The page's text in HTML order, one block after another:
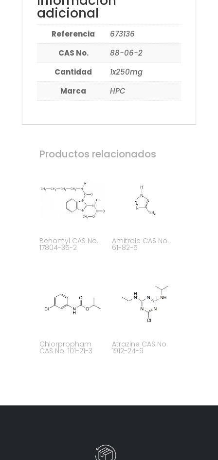
adicional
Referencia
673136
CAS No.
88-06-2
Cantidad
1x250mg
Marca
HPC
Productos relacionados
Benomyl CAS No.
17804-35-2
Amitrole CAS No.
61-82-5
Chlorpropham
CAS No. 101-21-3
Atrazine CAS No.
1912-24-9